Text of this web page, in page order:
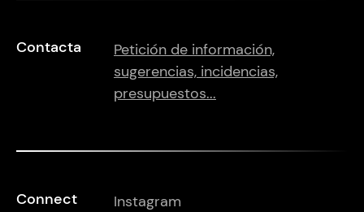
Contacta
Petición de información,
sugerencias, incidencias,
presupuestos...
Connect
Instagram